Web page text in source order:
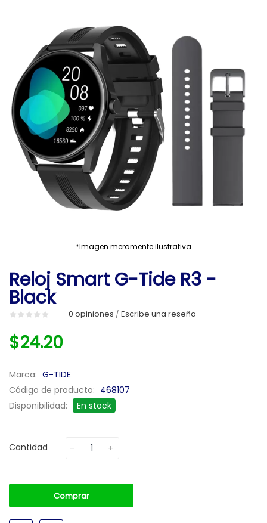
*Imagen meramente ilustrativa
Reloj Smart G-Tide R3 -
Black
0 opiniones / Escribe una reseña
$24.20
Marca: G-TIDE
Código de producto: 468107
Disponibilidad:
En stock
Cantidad
Comprar